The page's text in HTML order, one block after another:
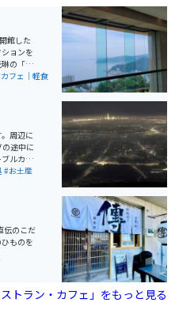
館した
ョンを
の「紅
れていま
化を堪
館内の
めま
場所に
フェ｜軽食
周辺に
途中に
ルカー
行くこ
広が
#お土産
伝のこだ
ものを
ストラン・カフェ」をもっと見る